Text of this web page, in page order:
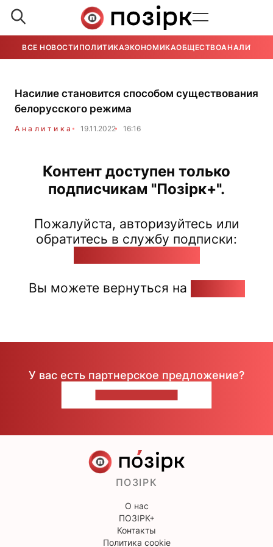
ВСЕ НОВОСТИ ПОЛИТИКАЭКОНОМИКАОБЩЕСТВОАНАЛИТИКА
Насилие становится способом существования
белорусского режима
Аналитика 19.11.2022 16:16
Контент доступен только
подписчикам "Позірк+".
Пожалуйста, авторизуйтесь или
обратитесь в службу подписки:
Вы можете вернуться на
У вас есть партнерское предложение?
ПОЗІРК
О нас
ПОЗІРК+
Контакты
Политика cookie